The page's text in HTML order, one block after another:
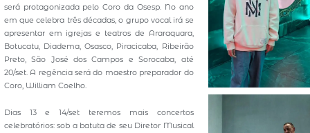
será protagonizada pelo Coro da Osesp. No ano
em que celebra três décadas, o grupo vocal irá se
apresentar em igrejas e teatros de Araraquara,
Botucatu, Diadema, Osasco, Piracicaba, Ribeirão
Preto, São José dos Campos e Sorocaba, até
20/set. A regência será do maestro preparador do
Coro, William Coelho.
Dias 13 e 14/set teremos mais concertos
celebratórios: sob a batuta de seu Diretor Musical